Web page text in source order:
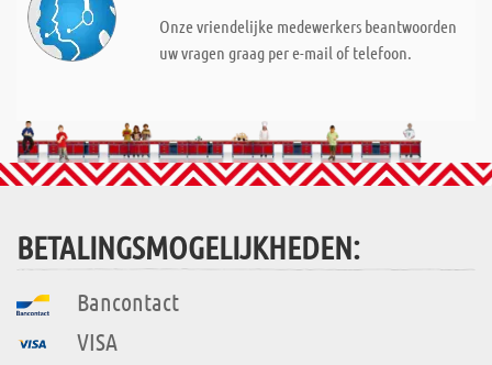
Onze vriendelijke medewerkers beantwoorden
uw vragen graag per e-mail of telefoon.
BETALINGSMOGELIJKHEDEN:
Bancontact
VISA